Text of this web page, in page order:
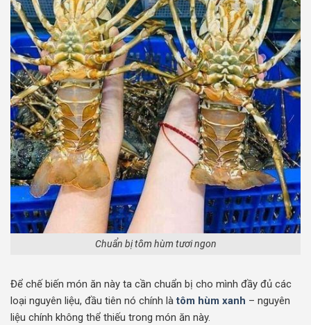
Chuẩn bị tôm hùm tươi ngon
Để chế biến món ăn này ta cần chuẩn bị cho mình đầy đủ các
loại nguyên liệu, đầu tiên nó chính làtôm hùm xanh – nguyên
liệu chính không thể thiếu trong món ăn này.